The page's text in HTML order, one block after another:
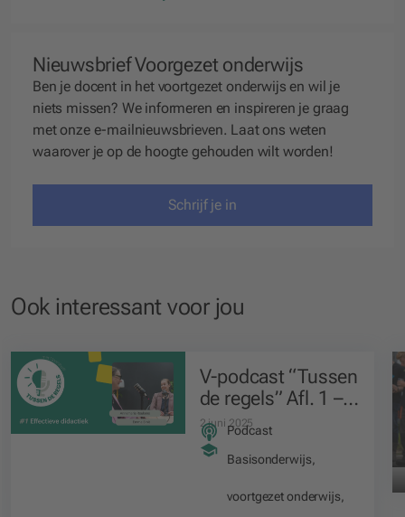
Nieuwsbrief Voorgezet onderwijs
Ben je docent in het voortgezet onderwijs en wil je
niets missen? We informeren en inspireren je graag
met onze e-mailnieuwsbrieven. Laat ons weten
waarover je op de hoogte gehouden wilt worden!
Schrijf je in
Ook interessant voor jou
V-podcast “Tussen
de regels” Afl. 1 –
Effectieve didactiek
2 juni 2025
Podcast
Basisonderwijs,
voortgezet onderwijs,